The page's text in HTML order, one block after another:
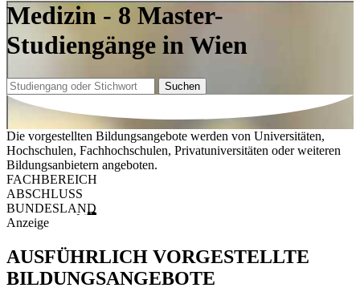
Medizin - 8 Master-
Studiengänge in Wien
Suchen
Die vorgestellten Bildungsangebote werden von Universitäten,
Hochschulen, Fachhochschulen, Privatuniversitäten oder weiteren
Bildungsanbietern angeboten.
FACHBEREICH
ABSCHLUSS
BUNDESLAND
Anzeige
AUSFÜHRLICH VORGESTELLTE
BILDUNGSANGEBOTE